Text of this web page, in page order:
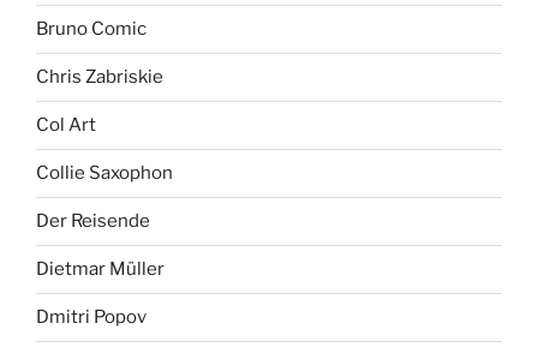
Bruno Comic
Chris Zabriskie
Col Art
Collie Saxophon
Der Reisende
Dietmar Müller
Dmitri Popov